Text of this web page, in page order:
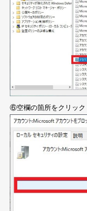
⑥空欄の箇所をクリック